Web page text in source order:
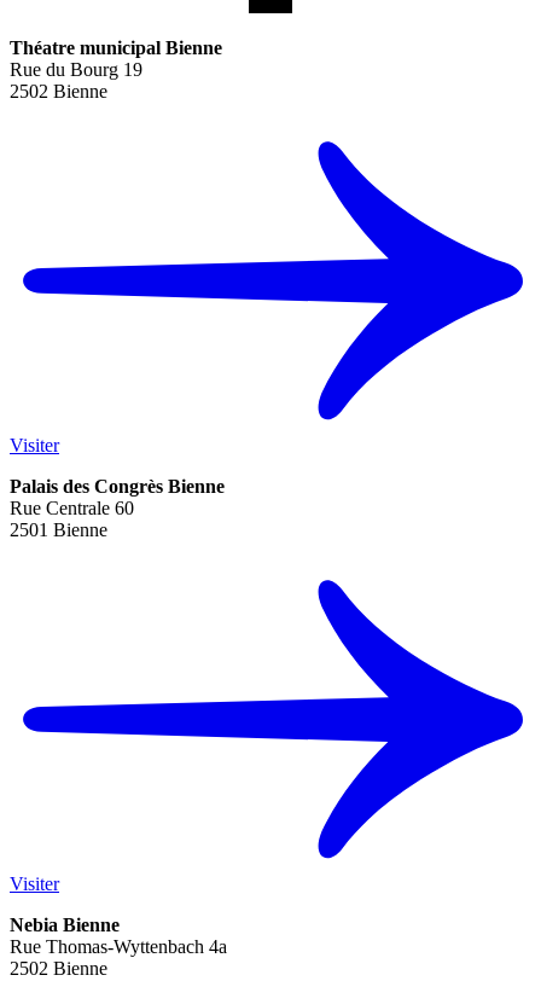
Théatre municipal Bienne
Rue du Bourg 19
2502 Bienne
Visiter
Palais des Congrès Bienne
Rue Centrale 60
2501 Bienne
Visiter
Nebia Bienne
Rue Thomas-Wyttenbach 4a
2502 Bienne